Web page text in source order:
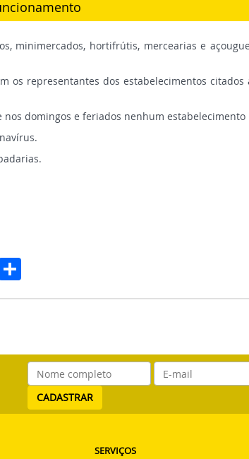
minimercados, hortifrútis, mercearias e
os representantes dos estabelecimentos
domingos e feriados nenhum
Nome
CADASTRAR
SERVIÇOS